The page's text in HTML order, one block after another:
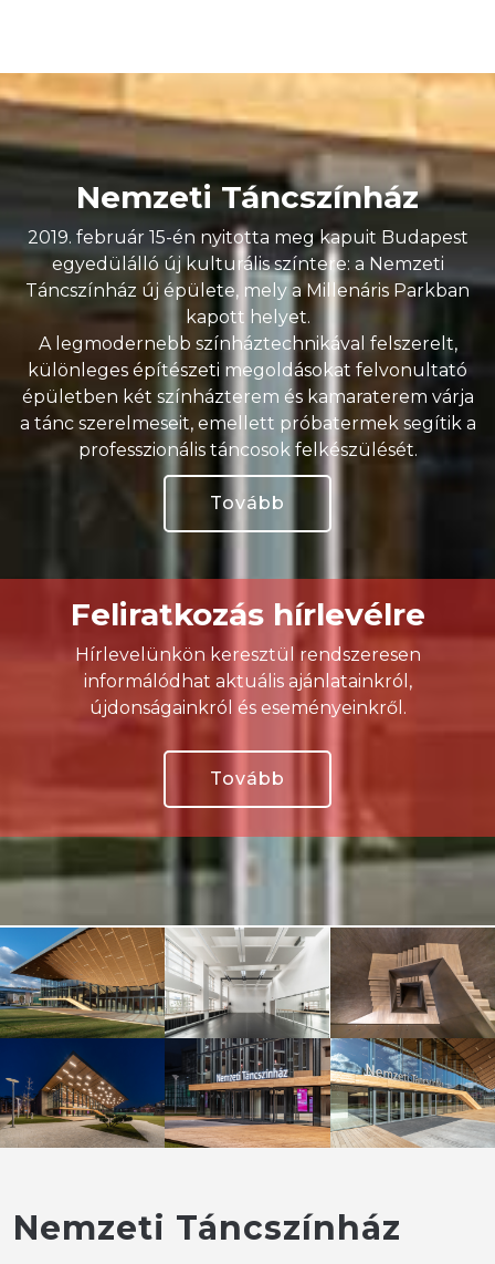
Nemzeti Táncszínház
2019. február 15-én nyitotta meg kapuit Budapest
egyedülálló új kulturális színtere: a Nemzeti
Táncszínház új épülete, mely a Millenáris Parkban
kapott helyet.
A legmodernebb színháztechnikával felszerelt,
különleges építészeti megoldásokat felvonultató
épületben két színházterem és kamaraterem várja
a tánc szerelmeseit, emellett próbatermek segítik a
professzionális táncosok felkészülését.
Tovább
Feliratkozás hírlevélre
Hírlevelünkön keresztül rendszeresen
informálódhat aktuális ajánlatainkról,
újdonságainkról és eseményeinkről.
Tovább
Nemzeti Táncszínház